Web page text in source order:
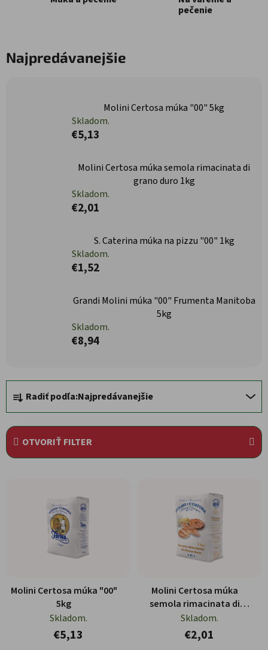
pečenie
Najpredávanejšie
Molini Certosa múka "00" 5kg
Skladom.
€5,13
Molini Certosa múka semola rimacinata di
grano duro 1kg
Skladom.
€2,01
S. Caterina múka na pizzu "00" 1kg
Skladom.
€1,52
Grandi Molini múka "00" Frumenta Manitoba
5kg
Skladom.
€8,94
Radiť podľa:Najpredávanejšie
OTVORIŤ FILTER
Molini Certosa múka "00"
5kg
Skladom.
€5,13
Molini Certosa múka
semola rimacinata di
grano duro 1kg
Skladom.
€2,01